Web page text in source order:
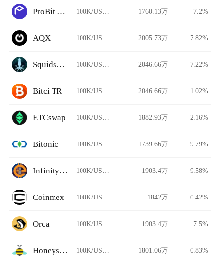
ProBit Global 1760.13万 7.2%
AQX 2005.73万 7.82%
Squidswap 2046.66万 7.22%
Bitci TR 2046.66万 1.02%
ETCswap 1882.93万 2.16%
Bitonic 1739.66万 9.79%
InfinityCoin Exchange 1903.4万 9.58%
Coinmex 1842万 0.42%
Orca 1903.4万 7.5%
Honeyswap 1801.06万 0.83%